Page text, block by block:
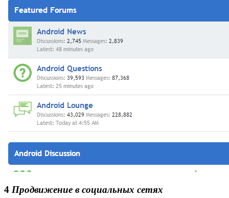
4 Продвижение в социальных сетях